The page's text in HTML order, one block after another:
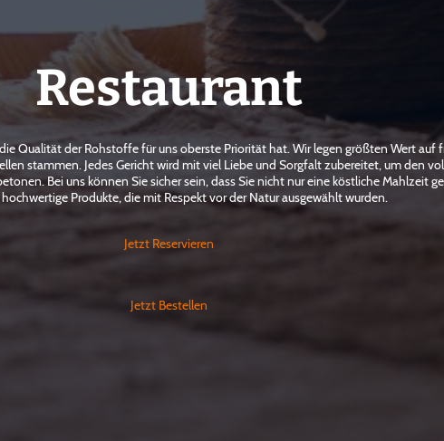
Restaurant
Qualität der Rohstoffe für uns oberste Priorität hat. Wir legen größten Wert auf
stammen. Jedes Gericht wird mit viel Liebe und Sorgfalt zubereitet, um den
Bei uns können Sie sicher sein, dass Sie nicht nur eine köstliche Mahlzeit
Produkte, die mit Respekt vor der Natur ausgewählt wurden.
Jetzt Reservieren
Jetzt Bestellen